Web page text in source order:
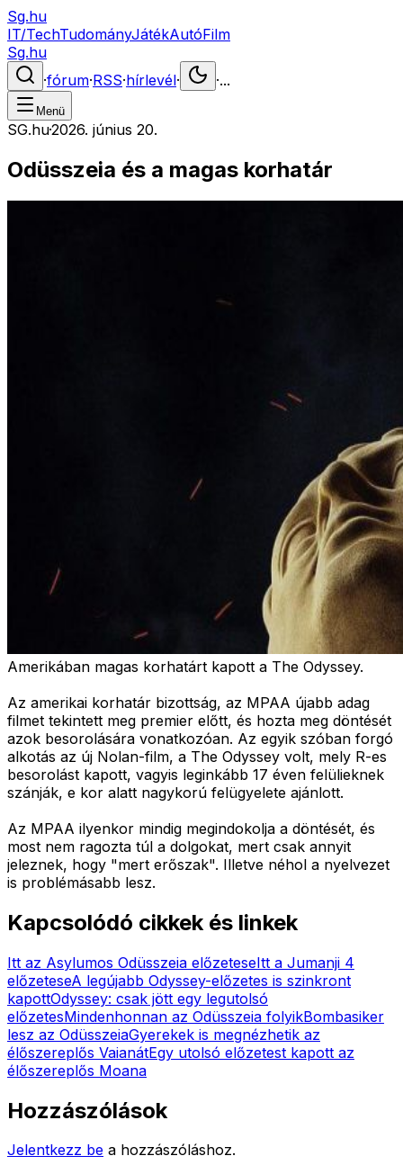
Sg.hu
IT/TechTudományJátékAutóFilm
Sg.hu
·fórum·RSS·hírlevél· ·...
Menü
SG.hu·2026. június 20.
Odüsszeia és a magas korhatár
Amerikában magas korhatárt kapott a The Odyssey.
Az amerikai korhatár bizottság, az MPAA újabb adag
filmet tekintett meg premier előtt, és hozta meg döntését
azok besorolására vonatkozóan. Az egyik szóban forgó
alkotás az új Nolan-film, a The Odyssey volt, mely R-es
besorolást kapott, vagyis leginkább 17 éven felülieknek
szánják, e kor alatt nagykorú felügyelete ajánlott.
Az MPAA ilyenkor mindig megindokolja a döntését, és
most nem ragozta túl a dolgokat, mert csak annyit
jeleznek, hogy "mert erőszak". Illetve néhol a nyelvezet
is problémásabb lesz.
Kapcsolódó cikkek és linkek
Itt az Asylumos Odüsszeia előzeteseItt a Jumanji 4
előzeteseA legújabb Odyssey-előzetes is szinkront
kapottOdyssey: csak jött egy legutolsó
előzetesMindenhonnan az Odüsszeia folyikBombasiker
lesz az OdüsszeiaGyerekek is megnézhetik az
élőszereplős VaianátEgy utolsó előzetest kapott az
élőszereplős Moana
Hozzászólások
Jelentkezz be a hozzászóláshoz.